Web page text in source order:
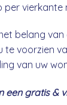
vierkante
belang
voorzien
van uw
een gratis &